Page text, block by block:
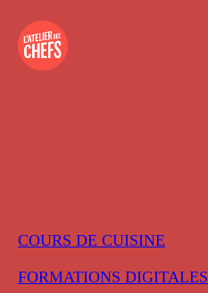
COURS DE CUISINE
FORMATIONS DIGITALES